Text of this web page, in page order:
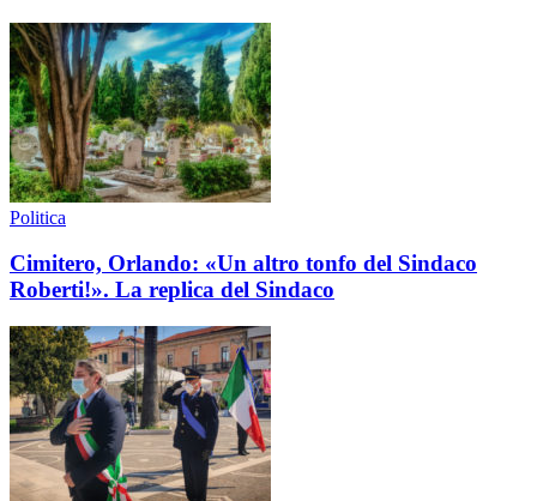
Politica
Cimitero, Orlando: «Un altro tonfo del Sindaco
Roberti!». La replica del Sindaco